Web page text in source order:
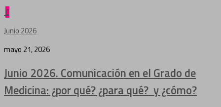
0
Junio 2026
mayo 21, 2026
Junio 2026. Comunicación en el Grado de
Medicina: ¿por qué? ¿para qué? y ¿cómo?